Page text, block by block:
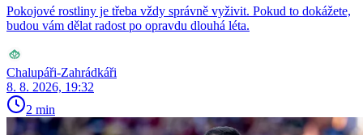
Pokojové rostliny je třeba vždy správně vyživit. Pokud to dokážete,
budou vám dělat radost po opravdu dlouhá léta.
Chalupáři-Zahrádkáři
8. 8. 2026, 19:32
2 min